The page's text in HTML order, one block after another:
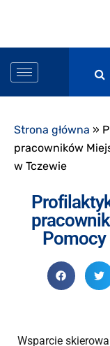
Strona główna »
pracowników
w Tczewie
Pomocy
Wsparcie